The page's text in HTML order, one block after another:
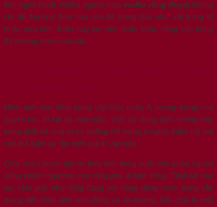
tính nghệ thuật. Nhiều người mua vodka rồng Royalkhông
chỉ để thưởng thức mà còn để trưng bày như vật trang trí
hoặc sưu tầm. Điều này tạo nên phân khúc riêng biệt trong
thị trường rượu cao cấp.
Hình ảnh con rồng trong văn hóa châu Á tượng trưng cho
quyền lực, trí tuệ và may mắn. Việc sử dụng biểu tượng này
trong thiết kế chai rượu không chỉ mang ý nghĩa thẩm mỹ mà
còn thể hiện sự tôn vinh giá trị văn hóa.
Chai rượu được làm từ thủy tinh trong suốt, cho phép người
dùng chiêm ngưỡng con rồng pha lê bên trong. Thiết kế này
tạo cảm giác như rồng đang bơi trong dòng rượu trong vắt,
mang đến hình ảnh sinh động và ấn tượng. Mỗi chai là một